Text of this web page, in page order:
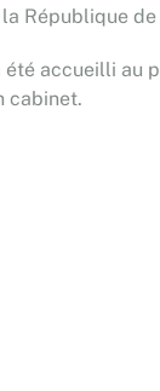
République
été accueilli
cabinet.